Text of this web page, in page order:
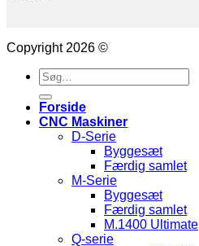
Copyright 2026 ©
Søg
efter:
Forside
CNC Maskiner
D-Serie
Byggesæt
Færdig samlet
M-Serie
Byggesæt
Færdig samlet
M.1400 Ultimate
Q-serie